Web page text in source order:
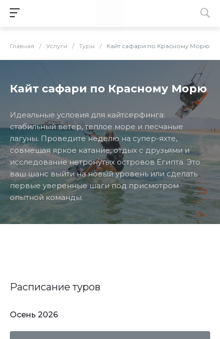
Главная / Услуги / Туры / Кайт сафари по Красному Морю
Кайт сафари по Красному Морю
Идеальные условия для кайтсерфинга:
стабильный ветер, теплое море и песчаные
лагуны. Проведите неделю на супер-яхте,
совмещая яркое катание, отдых с друзьями и
исследование нетронутых островов Египта. Это
ваш шанс выйти на новый уровень или сделать
первые уверенные шаги под присмотром
опытной команды.
Расписание туров
Осень 2026